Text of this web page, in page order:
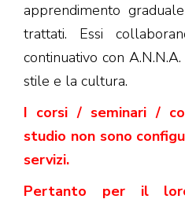
apprendimento
trattati. Essi
continuativo con
stile e la cultura.
I corsi / seminari /
studio non sono
servizi.
Pertanto per il